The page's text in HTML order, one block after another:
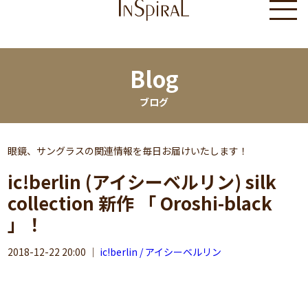
Blog
ブログ
眼鏡、サングラスの関連情報を毎日お届けいたします！
ic!berlin (アイシーベルリン) silk
collection 新作 「 Oroshi-black
」！
2018-12-22 20:00 ｜ ic!berlin / アイシーベルリン